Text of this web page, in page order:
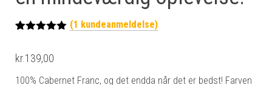
ud af 5
kundebedøm
(1 kundeanmeldelse)
kr.139,00
100% Cabernet Franc, og det endda når det er bedst! Farven